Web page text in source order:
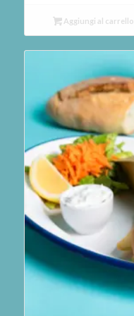
Aggiungi al carrello